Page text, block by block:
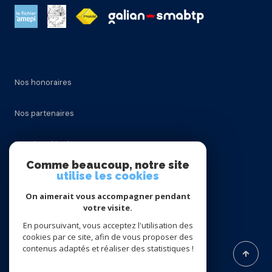
Nos honoraires
Nos partenaires
Mentions légales
Cookies
Comme beaucoup, notre site
utilise les cookies
On aimerait vous accompagner pendant
votre visite.
En poursuivant, vous acceptez l'utilisation des
cookies par ce site, afin de vous proposer des
contenus adaptés et réaliser des statistiques !